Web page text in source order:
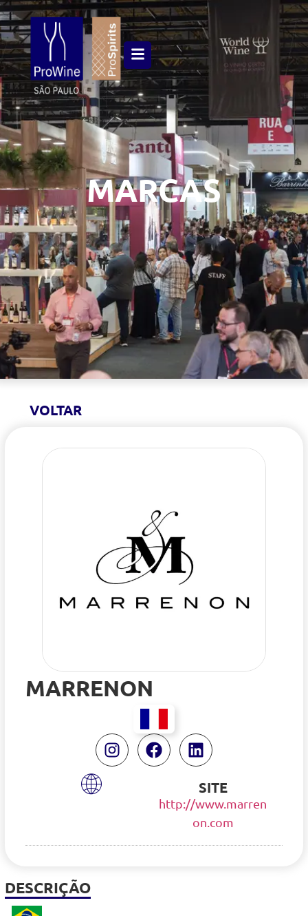
MARCAS
VOLTAR
DESCRIÇÃO
MARRENON
SITE
http://www.marren
on.com